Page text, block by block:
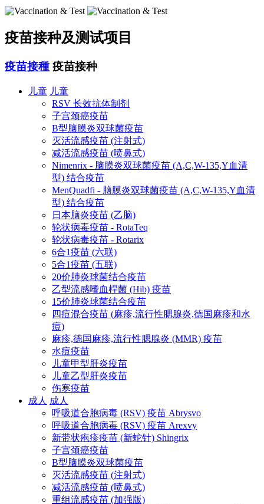
疫苗接种及测试项目
疫苗接種 疫苗接种
儿童 儿童
RSV 长效抗体制剂
子宫颈癌疫苗
B型脑膜炎双球菌疫苗
灭活流感疫苗 (注射式)
减活流感疫苗 (喷鼻式)
Nimenrix - 脑膜炎双球菌疫苗 (A,C,W-135,Y血清
型) 结合疫苗
MenQuadfi - 脑膜炎双球菌疫苗 (A,C,W-135,Y血清
型) 结合疫苗
日本脑炎疫苗 (乙脑)
轮状病毒疫苗 - RotaTeq
轮状病毒疫苗 - Rotarix
6合1疫苗 (六联)
5合1疫苗 (五联)
20价肺炎球菌结合疫苗
乙型流感嗜血桿菌 (Hib) 疫苗
15价肺炎球菌结合疫苗
四痘混合疫苗 (麻疹,流行性腮腺炎,德国麻疹和水
痘)
麻疹,德国麻疹,流行性腮腺炎 (MMR) 疫苗
水痘疫苗
儿童甲型肝炎疫苗
儿童乙型肝炎疫苗
伤寒疫苗
成人 成人
呼吸道合胞病毒 (RSV) 疫苗 Abrysvo
呼吸道合胞病毒 (RSV) 疫苗 Arexvy
新带状疱疹疫苗 (新蛇针) Shingrix
子宫颈癌疫苗
B型脑膜炎双球菌疫苗
灭活流感疫苗 (注射式)
减活流感疫苗 (喷鼻式)
重组流感疫苗 (加强版)